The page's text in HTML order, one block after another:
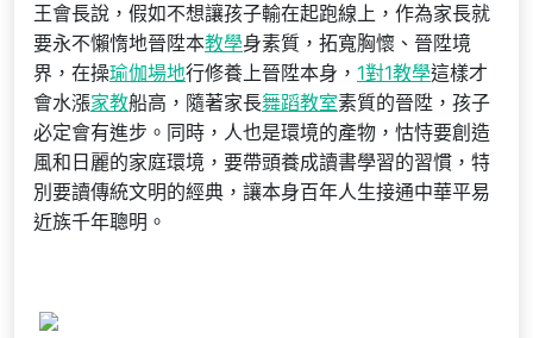
王會長說，假如不想讓孩子輸在起跑線上，作為家長就
要永不懶惰地晉陞本教學身素質，拓寬胸懷、晉陞境
界，在操瑜伽場地行修養上晉陞本身， 1對1教學這樣才
會水漲家教船高，隨著家長舞蹈教室素質的晉陞，孩子
必定會有進步。同時，人也是環境的產物，怙恃要創造
風和日麗的家庭環境，要帶頭養成讀書學習的習慣，特
別要讀傳統文明的經典，讓本身百年人生接通中華平易
近族千年聰明。